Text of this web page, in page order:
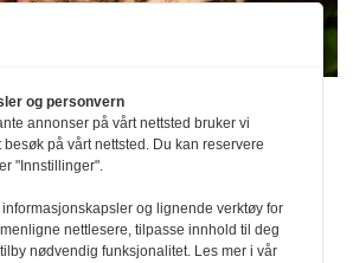
i bakepotet-
etterspørsel
og personvern
annonser på vårt nettsted bruker vi
på vårt nettsted. Du kan reservere
"Innstillinger".
informasjonskapsler og lignende verktøy for
nettlesere, tilpasse innhold til deg
nødvendig funksjonalitet. Les mer i vår